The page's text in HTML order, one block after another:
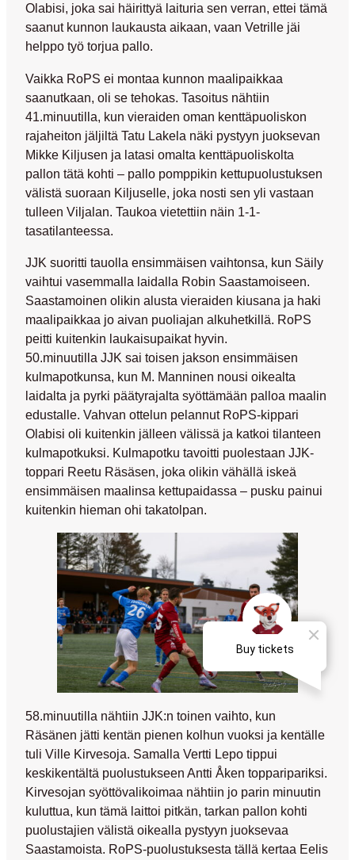
Olabisi, joka sai häirittyä laituria sen verran, ettei tämä
saanut kunnon laukausta aikaan, vaan Vetrille jäi
helppo työ torjua pallo.
Vaikka RoPS ei montaa kunnon maalipaikkaa
saanutkaan, oli se tehokas. Tasoitus nähtiin
41.minuutilla, kun vieraiden oman kenttäpuoliskon
rajaheiton jäljiltä Tatu Lakela näki pystyyn juoksevan
Mikke Kiljusen ja latasi omalta kenttäpuoliskolta
pallon tätä kohti – pallo pomppikin kettupuolustuksen
välistä suoraan Kiljuselle, joka nosti sen yli vastaan
tulleen Viljalan. Taukoa vietettiin näin 1-1-
tasatilanteessa.
JJK suoritti tauolla ensimmäisen vaihtonsa, kun Säily
vaihtui vasemmalla laidalla Robin Saastamoiseen.
Saastamoinen olikin alusta vieraiden kiusana ja haki
maalipaikkaa jo aivan puoliajan alkuhetkillä. RoPS
peitti kuitenkin laukaisupaikat hyvin.
50.minuutilla JJK sai toisen jakson ensimmäisen
kulmapotkunsa, kun M. Manninen nousi oikealta
laidalta ja pyrki päätyrajalta syöttämään palloa maalin
edustalle. Vahvan ottelun pelannut RoPS-kippari
Olabisi oli kuitenkin jälleen välissä ja katkoi tilanteen
kulmapotkuksi. Kulmapotku tavoitti puolestaan JJK-
toppari Reetu Räsäsen, joka olikin vähällä iskeä
ensimmäisen maalinsa kettupaidassa – pusku painui
kuitenkin hieman ohi takatolpan.
58.minuutilla nähtiin JJK:n toinen vaihto, kun
Räsänen jätti kentän pienen kolhun vuoksi ja kentälle
tuli Ville Kirvesoja . Samalla Vertti Lepo tippui
keskikentältä puolustukseen Antti Åken topparipariksi.
Kirvesojan syöttövalikoimaa nähtiin jo parin minuutin
kuluttua, kun tämä laittoi pitkän, tarkan pallon kohti
puolustajien välistä oikealla pystyyn juoksevaa
Saastamoista. RoPS-puolustuksesta tällä kertaa Eelis